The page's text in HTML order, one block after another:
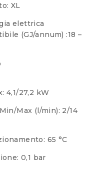
XL
elettrica
(GJ/annum) :18 –
4,1/27,2 kW
Max (l/min): 2/14
65 °C
0,1 bar